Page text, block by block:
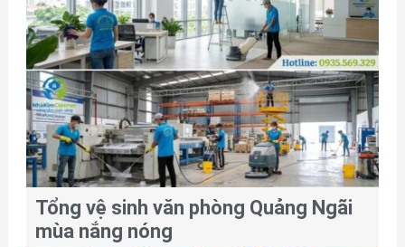
Tổng vệ sinh văn phòng Quảng Ngãi
mùa nắng nóng